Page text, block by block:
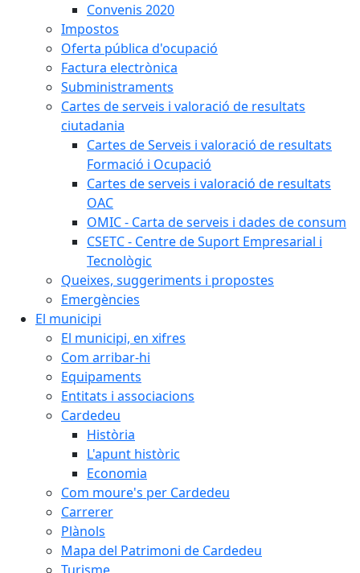
Convenis 2020
Impostos
Oferta pública d'ocupació
Factura electrònica
Subministraments
Cartes de serveis i valoració de resultats
ciutadania
Cartes de Serveis i valoració de resultats
Formació i Ocupació
Cartes de serveis i valoració de resultats
OAC
OMIC - Carta de serveis i dades de consum
CSETC - Centre de Suport Empresarial i
Tecnològic
Queixes, suggeriments i propostes
Emergències
El municipi
El municipi, en xifres
Com arribar-hi
Equipaments
Entitats i associacions
Cardedeu
Història
L'apunt històric
Economia
Com moure's per Cardedeu
Carrerer
Plànols
Mapa del Patrimoni de Cardedeu